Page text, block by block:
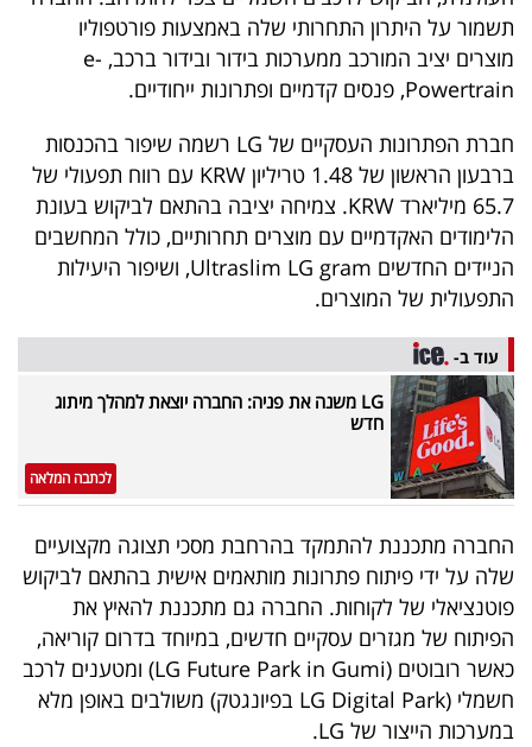
תשמור על היתרון התחרותי שלה באמצעות פורטפוליו
מוצרים יציב המורכב ממערכות בידור ובידור ברכב, e-
Powertrain, פנסים קדמיים ופתרונות ייחודיים.
חברת הפתרונות העסקיים של LG רשמה שיפור בהכנסות
ברבעון הראשון של 1.48 טריליון KRW עם רווח תפעולי של
65.7 מיליארד KRW. צמיחה יציבה בהתאם לביקוש בעונת
הלימודים האקדמיים עם מוצרים תחרותיים, כולל המחשבים
הניידים החדשים Ultraslim LG gram, ושיפור היעילות
התפעולית של המוצרים.
עוד ב-
LG משנה את פניה: החברה יוצאת למהלך מיתוג
חדש
לכתבה המלאה
החברה מתכננת להתמקד בהרחבת מסכי תצוגה מקצועיים
שלה על ידי פיתוח פתרונות מותאמים אישית בהתאם לביקוש
פוטנציאלי של לקוחות. החברה גם מתכננת להאיץ את
הפיתוח של מגזרים עסקיים חדשים, במיוחד בדרום קוריאה,
כאשר רובוטים (LG Future Park in Gumi) ומטענים לרכב
חשמלי (LG Digital Park בפיונגטק) משולבים באופן מלא
במערכות הייצור של LG.